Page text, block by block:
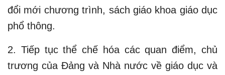
đổi mới chương trình, sách giáo khoa giáo dục
phổ thông.
2. Tiếp tục thể chế hóa các quan điểm, chủ
trương của Đảng và Nhà nước về giáo dục và